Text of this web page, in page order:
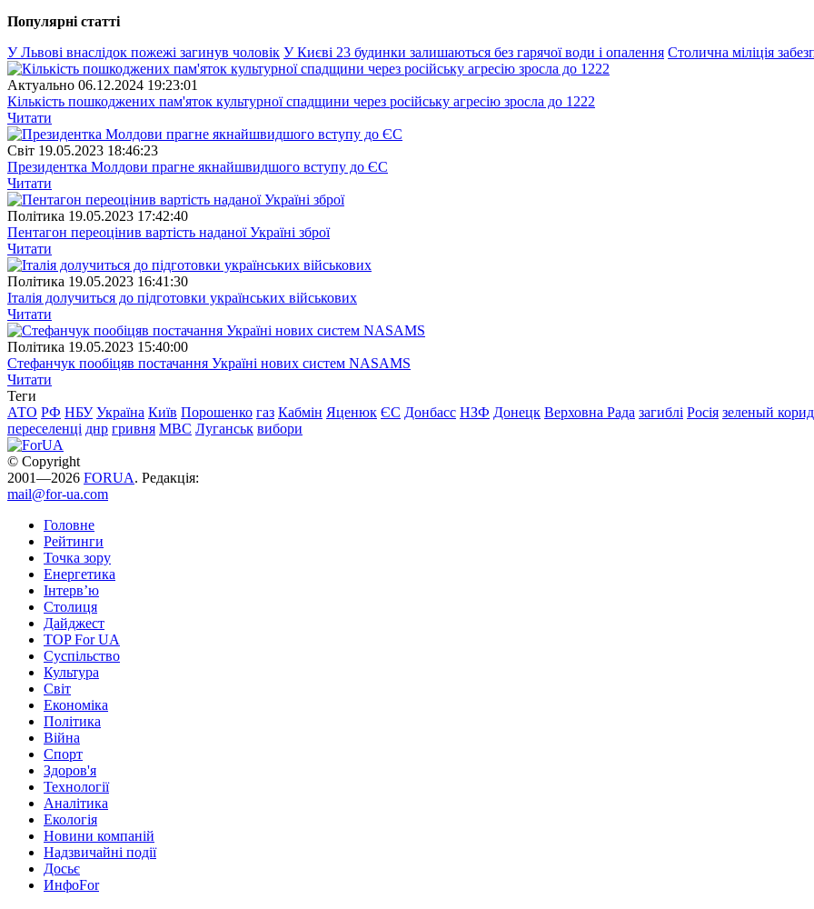
Популярнi статтi
У Львові внаслідок пожежі загинув чоловік У Києві 23 будинки залишаються без гарячої води і опалення Столична міліція
Актуально 06.12.2024 19:23:01
Кількість пошкоджених пам'яток культурної спадщини через російську агресію зросла до 1222
Читати
Свiт 19.05.2023 18:46:23
Президентка Молдови прагне якнайшвидшого вступу до ЄС
Читати
Полiтика 19.05.2023 17:42:40
Пентагон переоцінив вартість наданої Україні зброї
Читати
Полiтика 19.05.2023 16:41:30
Італія долучиться до підготовки українських військових
Читати
Полiтика 19.05.2023 15:40:00
Стефанчук пообіцяв постачання Україні нових систем NASAMS
Читати
Теги
АТО РФ НБУ Україна Київ Порошенко газ Кабмін Яценюк ЄС Донбасс НЗФ Донецк Верховна Рада загиблі Росія зеленый
переселенці днр гривня МВС Луганськ вибори
© Copyright
2001—2026 FORUA. Редакція:
mail@for-ua.com
Головне
Рейтинги
Точка зору
Енергетика
Інтерв’ю
Столиця
Дайджест
TOP For UA
Суспiльство
Культура
Світ
Економіка
Політика
Війна
Спорт
Здоров'я
Технології
Аналітика
Екологія
Новини компаній
Надзвичайні події
Досьє
ИнфоFor